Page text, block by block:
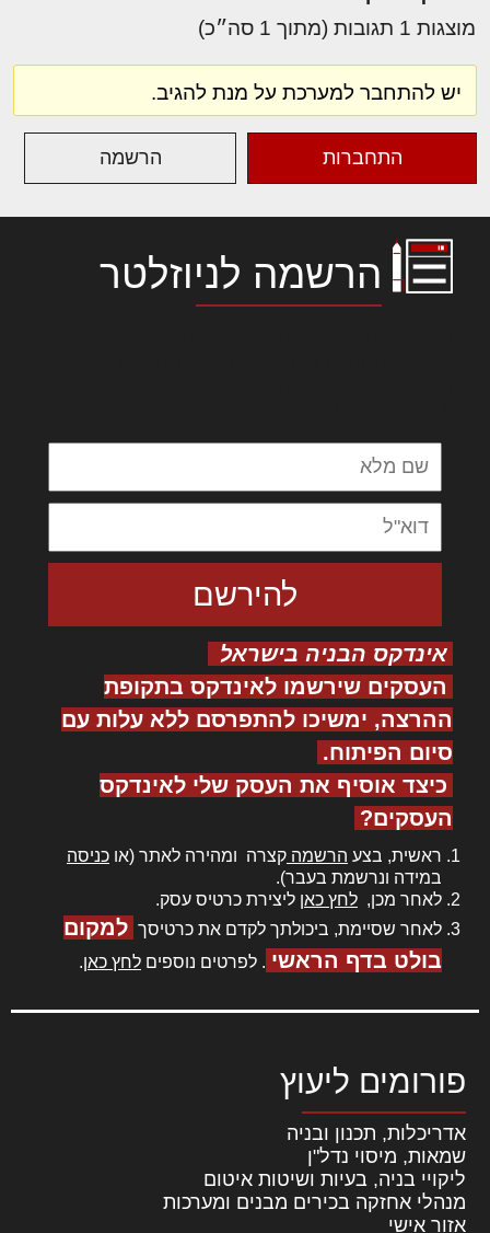
מוצגות 1 תגובות (מתוך 1 סה״כ)
יש להתחבר למערכת על מנת להגיב.
התחברות הרשמה
הרשמה לניוזלטר
אינדקס הבניה בישראל
העסקים שירשמו לאינדקס בתקופת
ההרצה, ימשיכו להתפרסם ללא עלות עם
סיום הפיתוח.
כיצד אוסיף את העסק שלי לאינדקס
העסקים?
ראשית, בצע הרשמה קצרה ומהירה לאתר (או כניסה
במידה ונרשמת בעבר).
לאחר מכן, לחץ כאן ליצירת כרטיס עסק.
לאחר שסיימת, ביכולתך לקדם את כרטיסך למקום
בולט בדף הראשי . לפרטים נוספים לחץ כאן.
פורומים ליעוץ
אדריכלות, תכנון ובניה
שמאות, מיסוי נדל"ן
ליקויי בניה, בעיות ושיטות איטום
מנהלי אחזקה בכירים מבנים ומערכות
אזור אישי